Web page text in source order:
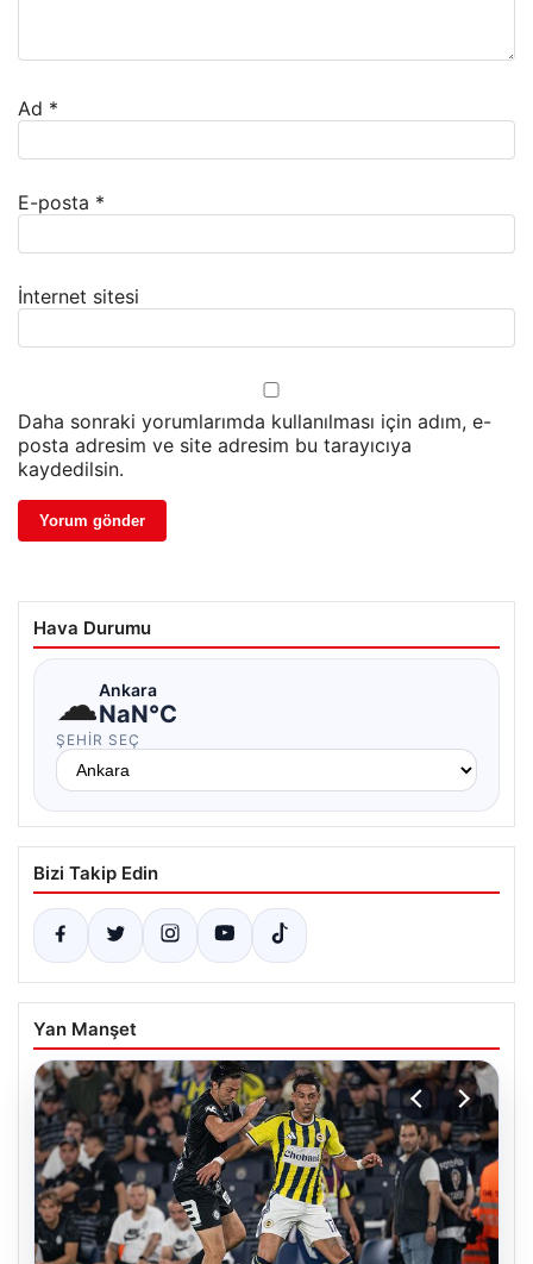
Ad *
E-posta *
İnternet sitesi
Daha sonraki yorumlarımda kullanılması için adım, e-
posta adresim ve site adresim bu tarayıcıya
kaydedilsin.
Hava Durumu
☁Ankara
NaN°C
ŞEHIR SEÇ
Bizi Takip Edin
Yan Manşet